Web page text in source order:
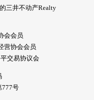
三井不动产Realty
会会员
营协会会员
交易协议会
777号